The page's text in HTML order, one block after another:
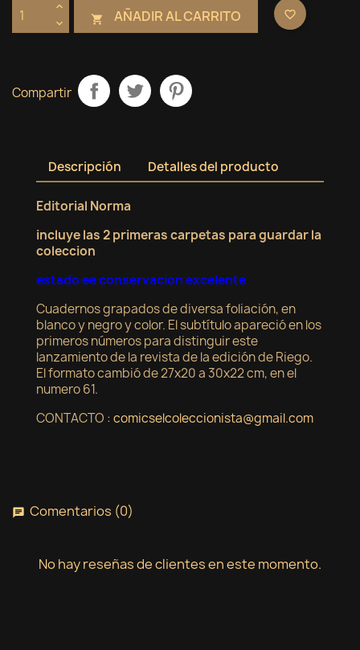
Añadir a la lista de deseos ×
add_circle_outline Crear nueva lista
Crear lista de deseos
Nombre de la lista de deseos
Iniciar sesión
Debe iniciar sesión para guardar productos en su
lista de deseos.
 AÑADIR AL CARRITO favorite_border
Compartir
Descripción Detalles del producto
Editorial Norma
incluye las 2 primeras carpetas para guardar la
coleccion
estado ee conservacion excelente
Cuadernos grapados de diversa foliación, en
blanco y negro y color. El subtítulo apareció en los
primeros números para distinguir este
lanzamiento de la revista de la edición de Riego.
El formato cambió de 27x20 a 30x22 cm, en el
numero 61.
CONTACTO : comicselcoleccionista@gmail.com
chat Comentarios (0)
No hay reseñas de clientes en este momento.